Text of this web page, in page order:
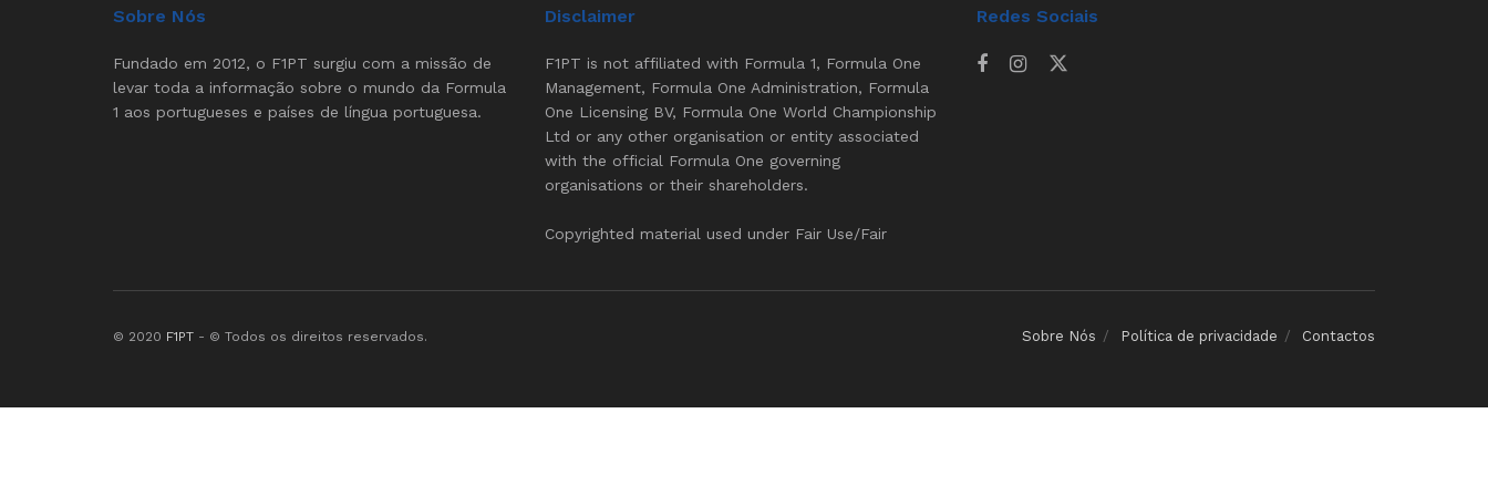
Sobre Nós
Fundado em 2012, o F1PT surgiu com a missão de
levar toda a informação sobre o mundo da Formula
1 aos portugueses e países de língua portuguesa.
Disclaimer
F1PT is not affiliated with Formula 1, Formula One
Management, Formula One Administration, Formula
One Licensing BV, Formula One World Championship
Ltd or any other organisation or entity associated
with the official Formula One governing
organisations or their shareholders.
Copyrighted material used under Fair Use/Fair
Redes Sociais
Sobre Nós Política de privacidade Contactos
© 2020 F1PT - © Todos os direitos reservados.